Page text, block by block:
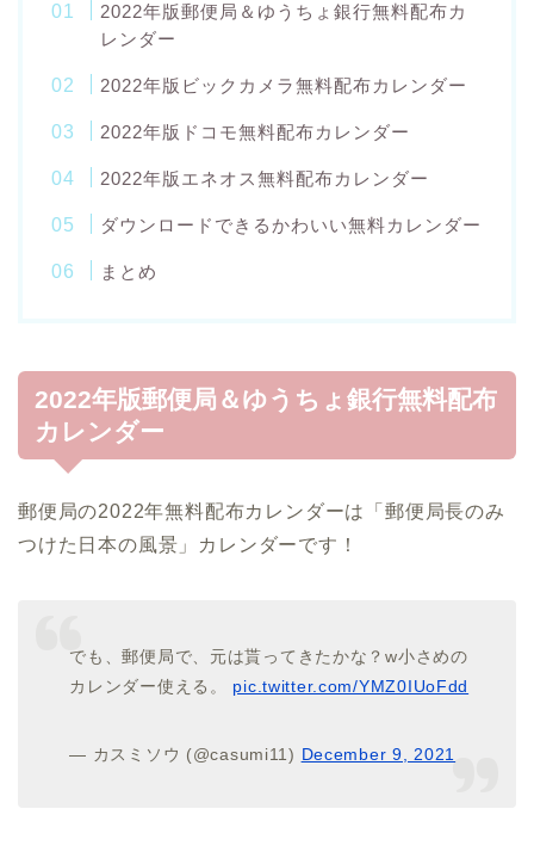
2022年版郵便局＆ゆうちょ銀行無料配布カ
レンダー
2022年版ビックカメラ無料配布カレンダー
2022年版ドコモ無料配布カレンダー
2022年版エネオス無料配布カレンダー
ダウンロードできるかわいい無料カレンダー
まとめ
2022年版郵便局＆ゆうちょ銀行無料配布
カレンダー
郵便局の2022年無料配布カレンダーは「郵便局長のみ
つけた日本の風景」カレンダーです！
でも、郵便局で、元は貰ってきたかな？w小さめの
カレンダー使える。 pic.twitter.com/YMZ0IUoFdd
— カスミソウ (@casumi11) December 9, 2021